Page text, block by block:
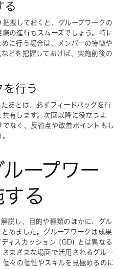
る
握しておくと、グループワークの
の進行もスムーズでしょう。特に
に行う場合は、メンバーの特徴や
どを把握しておけば、実施前後の
を行う
あとは、必ず フィードバック を行
有します。次回以降に役立つよ
でなく、反省点や改善ポイントもし
ープワー
る
説し、目的や種類のほかに、グル
めました。グループワークは成果
ィスカッション (GD) とは異なる
まざまな場面で活用されるグルー
個々の個性やスキルを見極めるのに